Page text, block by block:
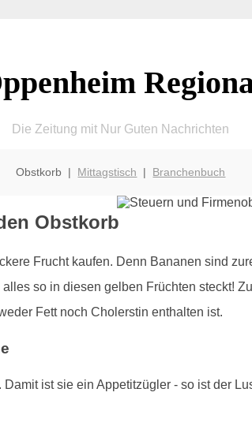
Die Zeitung mit Nur Guten Nachrichten
Obstkorb | Mittagstisch | Branchenbuch
Obstkorb
Frucht kaufen. Denn Bananen sind
so in diesen gelben Früchten steckt!
Fett noch Cholerstin enthalten ist.
ist sie ein Appetitzügler - so ist der